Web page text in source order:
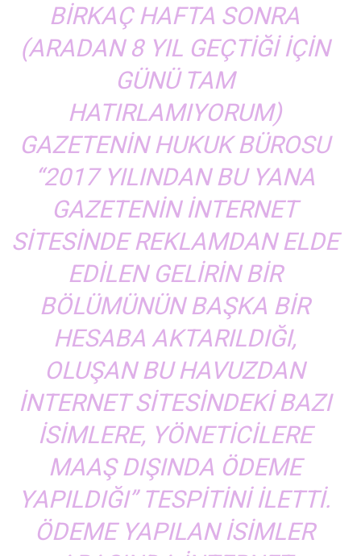
BIRKAÇ HAFTA SONRA
(ARADAN 8 YIL GEÇTIĞI IÇIN
GÜNÜ TAM
HATIRLAMIYORUM)
GAZETENIN HUKUK BÜROSU
“2017 YILINDAN BU YANA
GAZETENIN INTERNET
SITESINDE REKLAMDAN ELDE
EDILEN GELIRIN BIR
BÖLÜMÜNÜN BAŞKA BIR
HESABA AKTARILDIĞI,
OLUŞAN BU HAVUZDAN
INTERNET SITESINDEKI BAZI
ISIMLERE, YÖNETICILERE
MAAŞ DIŞINDA ÖDEME
YAPILDIĞI” TESPITINI ILETTI.
ÖDEME YAPILAN ISIMLER